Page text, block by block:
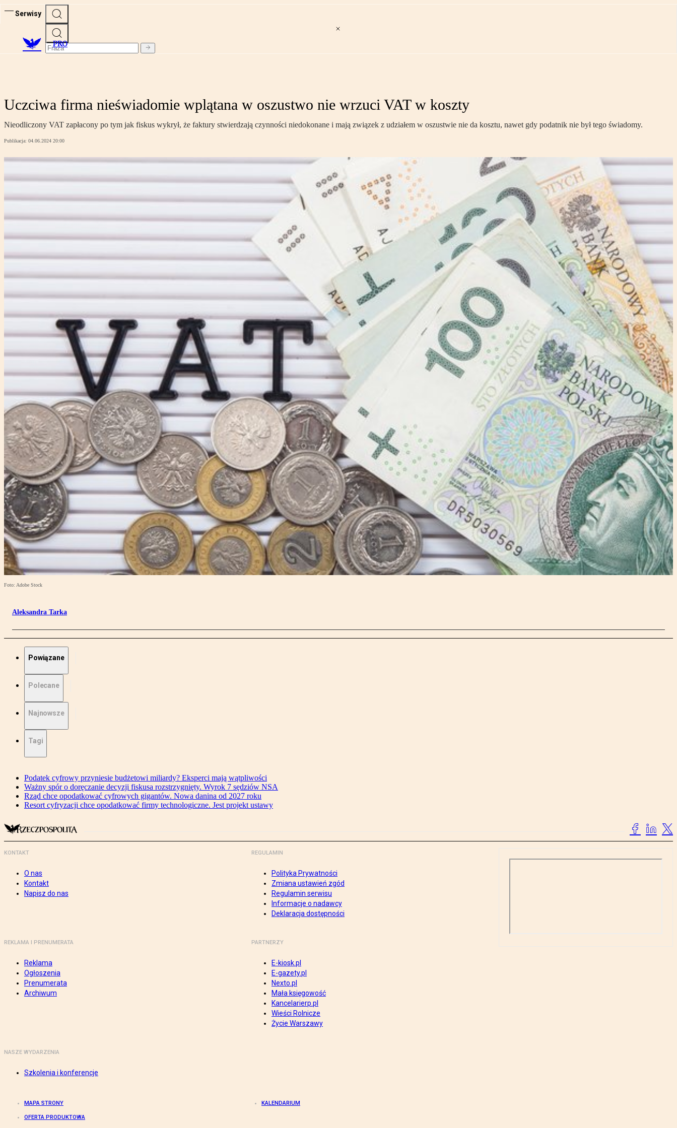
Serwisy
PRO
Uczciwa firma nieświadomie wplątana w oszustwo nie wrzuci VAT w koszty
Nieodliczony VAT zapłacony po tym jak fiskus wykrył, że faktury stwierdzają czynności niedokonane i mają związek z udziałem w oszustwie nie da kosztu, nawet gdy podatnik nie był tego świadomy.
Publikacja: 04.06.2024 20:00
Foto: Adobe Stock
Aleksandra Tarka
Powiązane
Polecane
Najnowsze
Tagi
Podatek cyfrowy przyniesie budżetowi miliardy? Eksperci mają wątpliwości
Ważny spór o doręczanie decyzji fiskusa rozstrzygnięty. Wyrok 7 sędziów NSA
Rząd chce opodatkować cyfrowych gigantów. Nowa danina od 2027 roku
Resort cyfryzacji chce opodatkować firmy technologiczne. Jest projekt ustawy
KONTAKT
O nas
Kontakt
Napisz do nas
REGULAMIN
Polityka Prywatności
Zmiana ustawień zgód
Regulamin serwisu
Informacje o nadawcy
Deklaracja dostępności
REKLAMA I PRENUMERATA
Reklama
Ogłoszenia
Prenumerata
Archiwum
PARTNERZY
E-kiosk.pl
E-gazety.pl
Nexto.pl
Mała księgowość
Kancelarierp.pl
Wieści Rolnicze
Życie Warszawy
NASZE WYDARZENIA
Szkolenia i konferencje
MAPA STRONY KALENDARIUM
OFERTA PRODUKTOWA